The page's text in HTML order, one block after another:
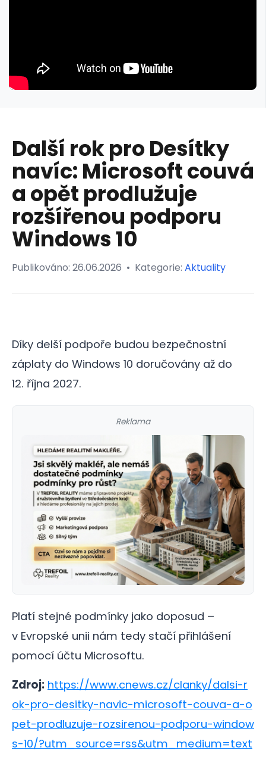
Další rok pro Desítky
navíc: Microsoft couvá
a opět prodlužuje
rozšířenou podporu
Windows 10
Publikováno: 26.06.2026 • Kategorie: Aktuality
Díky delší podpoře budou bezpečnostní
záplaty do Windows 10 doručovány až do
12. října 2027.
Reklama
Platí stejné podmínky jako doposud –
v Evropské unii nám tedy stačí přihlášení
pomocí účtu Microsoftu.
Zdroj: https://www.cnews.cz/clanky/dalsi-r
ok-pro-desitky-navic-microsoft-couva-a-o
pet-prodluzuje-rozsirenou-podporu-window
s-10/?utm_source=rss&utm_medium=text